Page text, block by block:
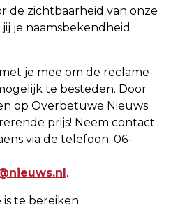
de zichtbaarheid van onze
je naamsbekendheid
je mee om de reclame-
te besteden. Door
op Overbetuwe Nieuws
prijs! Neem contact
via de telefoon: 06-
.
is te bereiken